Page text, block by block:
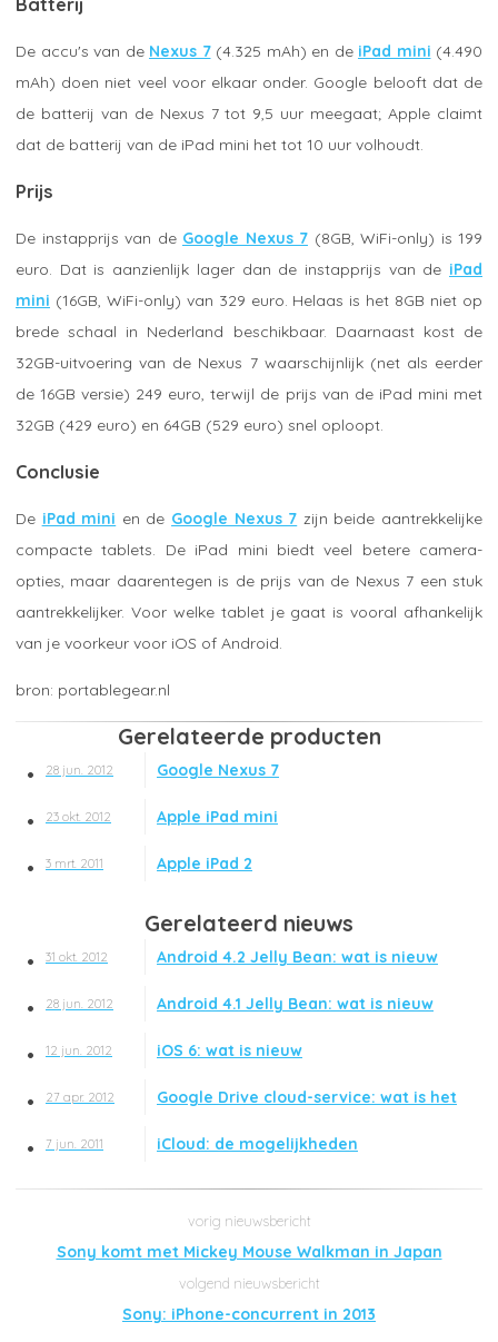
De accu's van de Nexus 7(4.325 mAh) en de iPad mini (4.490
mAh) doen niet veel voor elkaar onder. Google belooft dat de
de batterij van de Nexus 7 tot 9,5 uur meegaat; Apple claimt
dat de batterij van de iPad mini het tot 10 uur volhoudt.
Prijs
De instapprijs van de Google Nexus 7 (8GB, WiFi-only) is 199
euro. Dat is aanzienlijk lager dan de instapprijs van de iPad
mini (16GB, WiFi-only) van 329 euro. Helaas is het 8GB niet op
brede schaal in Nederland beschikbaar. Daarnaast kost de
32GB-uitvoering van de Nexus 7 waarschijnlijk (net als eerder
de 16GB versie) 249 euro, terwijl de prijs van de iPad mini met
32GB (429 euro) en 64GB (529 euro) snel oploopt.
Conclusie
De iPad mini en de Google Nexus 7 zijn beide aantrekkelijke
compacte tablets. De iPad mini biedt veel betere camera-
opties, maar daarentegen is de prijs van de Nexus 7 een stuk
aantrekkelijker. Voor welke tablet je gaat is vooral afhankelijk
van je voorkeur voor iOS of Android.
portablegear.nl
Gerelateerde producten
28 jun. 2012 Google Nexus 7
23 okt. 2012 Apple iPad mini
3 mrt. 2011 Apple iPad 2
Gerelateerd nieuws
31 okt. 2012 Android 4.2 Jelly Bean: wat is nieuw
28 jun. 2012 Android 4.1 Jelly Bean: wat is nieuw
12 jun. 2012 iOS 6: wat is nieuw
27 apr. 2012 Google Drive cloud-service: wat is het
7 jun. 2011 iCloud: de mogelijkheden
Sony komt met Mickey Mouse Walkman in Japan
Sony: iPhone-concurrent in 2013